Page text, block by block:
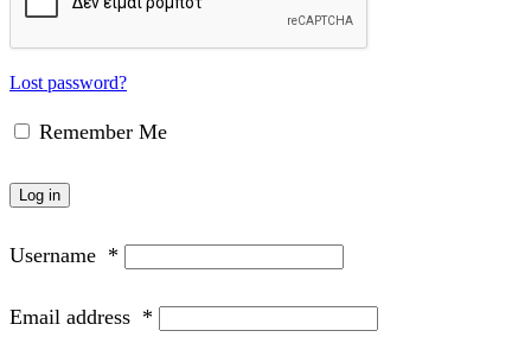
Lost password?
Remember Me
Log in
Username *
Email address *